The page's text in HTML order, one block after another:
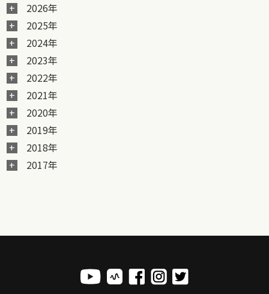
2026年
2025年
2024年
2023年
2022年
2021年
2020年
2019年
2018年
2017年